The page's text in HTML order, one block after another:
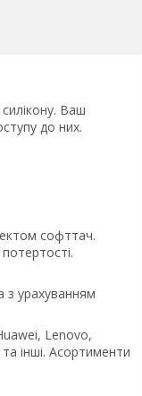
Ваш
до них.
софттач.
з урахуванням
Lenovo,
інші. Асортименти